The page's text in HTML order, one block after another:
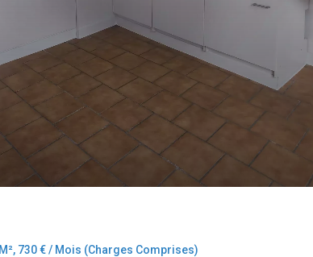
730 € / Mois (Charges Comprises)